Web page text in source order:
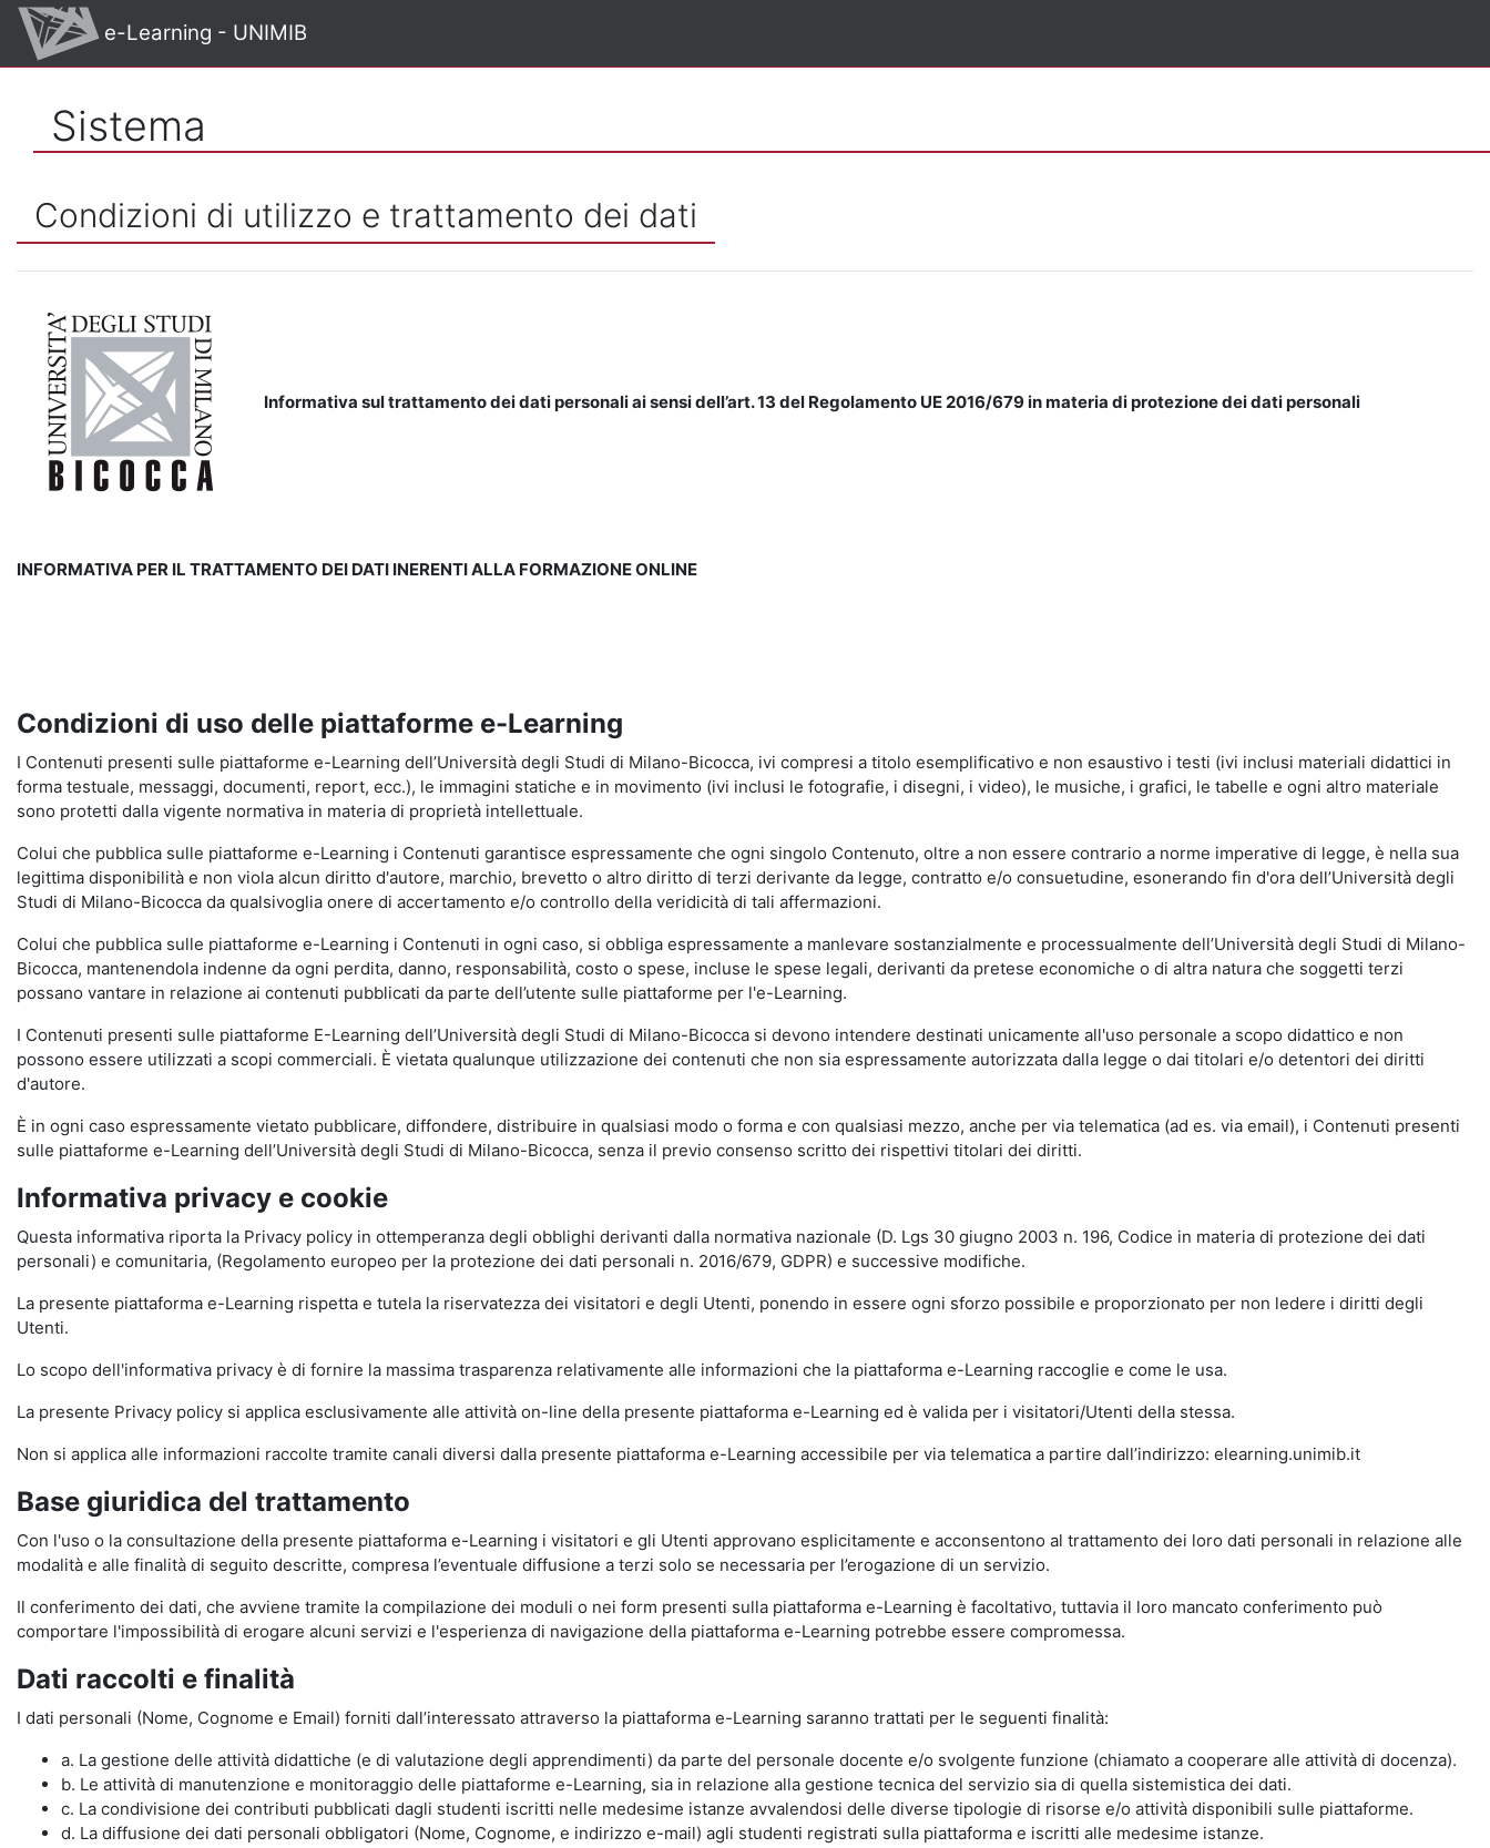
Vai al contenuto principale
e-Learning - UNIMIB
Sistema
Condizioni di utilizzo e trattamento dei dati
Informativa sul trattamento dei dati personali ai sensi dell’art. 13 del Regolamento UE 2016/679 in materia di protezione dei dati personali
INFORMATIVA PER IL TRATTAMENTO DEI DATI INERENTI ALLA FORMAZIONE ONLINE
Condizioni di uso delle piattaforme e-Learning
I Contenuti presenti sulle piattaforme e-Learning dell’Università degli Studi di Milano-Bicocca, ivi compresi a titolo esemplificativo e non esaustivo i testi (ivi inclusi materiali didattici in
forma testuale, messaggi, documenti, report, ecc.), le immagini statiche e in movimento (ivi inclusi le fotografie, i disegni, i video), le musiche, i grafici, le tabelle e ogni altro materiale
sono protetti dalla vigente normativa in materia di proprietà intellettuale.
Colui che pubblica sulle piattaforme e-Learning i Contenuti garantisce espressamente che ogni singolo Contenuto, oltre a non essere contrario a norme imperative di legge, è nella sua
legittima disponibilità e non viola alcun diritto d'autore, marchio, brevetto o altro diritto di terzi derivante da legge, contratto e/o consuetudine, esonerando fin d'ora dell’Università degli
Studi di Milano-Bicocca da qualsivoglia onere di accertamento e/o controllo della veridicità di tali affermazioni.
Colui che pubblica sulle piattaforme e-Learning i Contenuti in ogni caso, si obbliga espressamente a manlevare sostanzialmente e processualmente dell’Università degli Studi di Milano-
Bicocca, mantenendola indenne da ogni perdita, danno, responsabilità, costo o spese, incluse le spese legali, derivanti da pretese economiche o di altra natura che soggetti terzi
possano vantare in relazione ai contenuti pubblicati da parte dell’utente sulle piattaforme per l'e-Learning.
I Contenuti presenti sulle piattaforme E-Learning dell’Università degli Studi di Milano-Bicocca si devono intendere destinati unicamente all'uso personale a scopo didattico e non
possono essere utilizzati a scopi commerciali. È vietata qualunque utilizzazione dei contenuti che non sia espressamente autorizzata dalla legge o dai titolari e/o detentori dei diritti
d'autore.
È in ogni caso espressamente vietato pubblicare, diffondere, distribuire in qualsiasi modo o forma e con qualsiasi mezzo, anche per via telematica (ad es. via email), i Contenuti presenti
sulle piattaforme e-Learning dell’Università degli Studi di Milano-Bicocca, senza il previo consenso scritto dei rispettivi titolari dei diritti.
Informativa privacy e cookie
Questa informativa riporta la Privacy policy in ottemperanza degli obblighi derivanti dalla normativa nazionale (D. Lgs 30 giugno 2003 n. 196, Codice in materia di protezione dei dati
personali) e comunitaria, (Regolamento europeo per la protezione dei dati personali n. 2016/679, GDPR) e successive modifiche.
La presente piattaforma e-Learning rispetta e tutela la riservatezza dei visitatori e degli Utenti, ponendo in essere ogni sforzo possibile e proporzionato per non ledere i diritti degli
Utenti.
Lo scopo dell'informativa privacy è di fornire la massima trasparenza relativamente alle informazioni che la piattaforma e-Learning raccoglie e come le usa.
La presente Privacy policy si applica esclusivamente alle attività on-line della presente piattaforma e-Learning ed è valida per i visitatori/Utenti della stessa.
Non si applica alle informazioni raccolte tramite canali diversi dalla presente piattaforma e-Learning accessibile per via telematica a partire dall’indirizzo: elearning.unimib.it
Base giuridica del trattamento
Con l'uso o la consultazione della presente piattaforma e-Learning i visitatori e gli Utenti approvano esplicitamente e acconsentono al trattamento dei loro dati personali in relazione alle
modalità e alle finalità di seguito descritte, compresa l’eventuale diffusione a terzi solo se necessaria per l’erogazione di un servizio.
Il conferimento dei dati, che avviene tramite la compilazione dei moduli o nei form presenti sulla piattaforma e-Learning è facoltativo, tuttavia il loro mancato conferimento può
comportare l'impossibilità di erogare alcuni servizi e l'esperienza di navigazione della piattaforma e-Learning potrebbe essere compromessa.
Dati raccolti e finalità
I dati personali (Nome, Cognome e Email) forniti dall’interessato attraverso la piattaforma e-Learning saranno trattati per le seguenti finalità:
a. La gestione delle attività didattiche (e di valutazione degli apprendimenti) da parte del personale docente e/o svolgente funzione (chiamato a cooperare alle attività di docenza).
b. Le attività di manutenzione e monitoraggio delle piattaforme e-Learning, sia in relazione alla gestione tecnica del servizio sia di quella sistemistica dei dati.
c. La condivisione dei contributi pubblicati dagli studenti iscritti nelle medesime istanze avvalendosi delle diverse tipologie di risorse e/o attività disponibili sulle piattaforme.
d. La diffusione dei dati personali obbligatori (Nome, Cognome, e indirizzo e-mail) agli studenti registrati sulla piattaforma e iscritti alle medesime istanze.